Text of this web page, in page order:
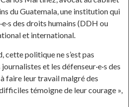
du Guatemala, une institution qui
des droits humains (DDH ou
et international.
cette politique ne s’est pas
et les défenseur·e·s des
faire leur travail malgré des
témoigne de leur courage »,